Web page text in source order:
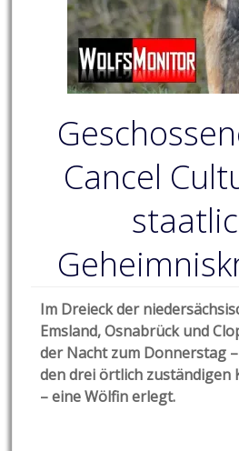
Cancel
Im Dreieck der
Emsland, Osnabrück und
der Nacht zum Donnerstag
den drei örtlich zuständigen
– eine Wölfin erlegt.